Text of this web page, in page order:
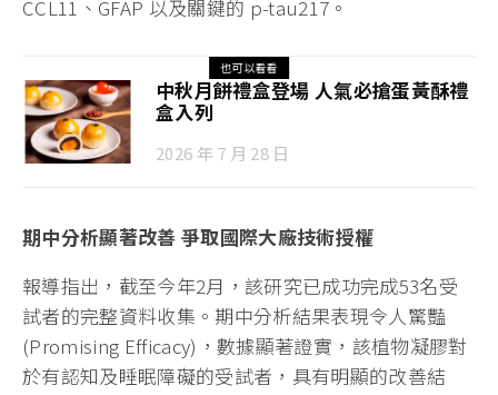
CCL11、GFAP 以及關鍵的 p-tau217。
也可以看看
中秋月餅禮盒登場 人氣必搶蛋黃酥禮
盒入列
2026 年 7 月 28 日
期中分析顯著改善 爭取國際大廠技術授權
報導指出，截至今年2月，該研究已成功完成53名受
試者的完整資料收集。期中分析結果表現令人驚豔
(Promising Efficacy)，數據顯著證實，該植物凝膠對
於有認知及睡眠障礙的受試者，具有明顯的改善結